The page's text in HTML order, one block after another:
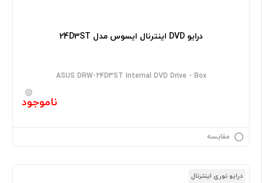
درایو DVD اینترنال ایسوس مدل 24D3ST
ASUS DRW-24D3ST Internal DVD Drive - Box
ناموجود
مقایسه
درایو نوری اینترنال